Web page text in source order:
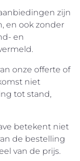
zijn
en ook zonder
en
onze offerte of
niet
tot stand,
betekent niet
de bestelling
van de prijs.